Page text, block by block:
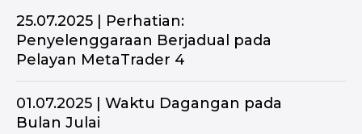
25.07.2025 | Perhatian:
Penyelenggaraan Berjadual pada
Pelayan MetaTrader 4
01.07.2025 | Waktu Dagangan pada
Bulan Julai